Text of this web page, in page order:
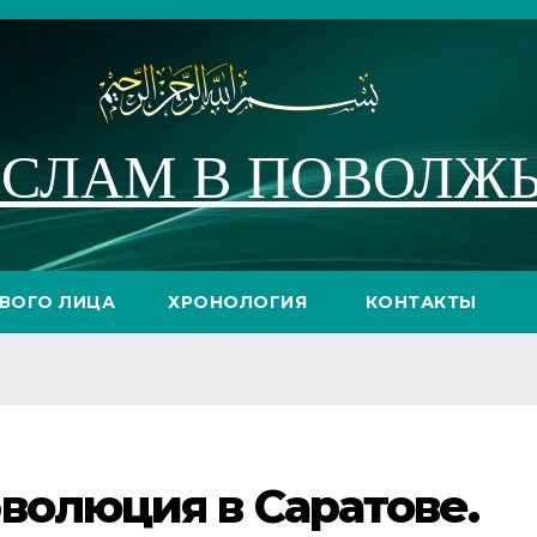
В
ЛИЦА ХРОНОЛОГИЯ КОНТАКТЫ
в Саратове.